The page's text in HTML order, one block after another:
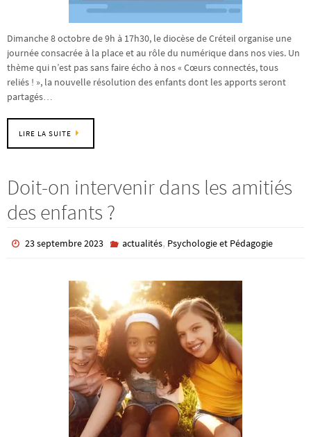
Dimanche 8 octobre de 9h à 17h30, le diocèse de Créteil organise une
journée consacrée à la place et au rôle du numérique dans nos vies. Un
thème qui n’est pas sans faire écho à nos « Cœurs connectés, tous
reliés ! », la nouvelle résolution des enfants dont les apports seront
partagés…
LIRE LA SUITE
Doit-on intervenir dans les amitiés
des enfants ?
23 septembre 2023 actualités, Psychologie et Pédagogie